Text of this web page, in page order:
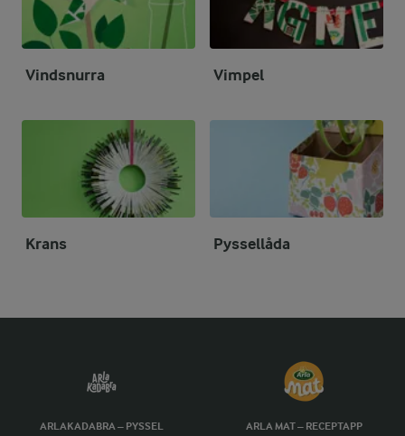
Vindsnurra Vimpel
Krans Pyssellåda
ARLAKADABRA – PYSSEL
ARLA MAT – RECEPTAPP